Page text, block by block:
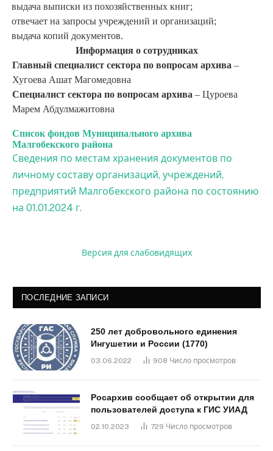
выдача выписки из похозяйственных книг;
отвечает на запросы учреждений и организаций;
выдача копий документов.
Информация о сотрудниках
Главный специалист сектора по вопросам архива –
Хугоева Ашат Магомедовна
Специалист сектора по вопросам архива – Цуроева
Марем Абдулмажитовна
Список фондов Муниципального архива
Малгобекского района
Сведения по местам хранения документов по
личному составу организаций, учреждений,
предприятий Малгобекского района по состоянию
на 01.01.2024 г.
Версия для слабовидящих
ПОСЛЕДНИЕ ЗАПИСИ
250 лет добровольного единения
Ингушетии и России (1770)
03.06.2022 908 Число просмотров
Росархив сообщает об открытии для
пользователей доступа к ГИС УИАД
02.10.2023 729 Число просмотров